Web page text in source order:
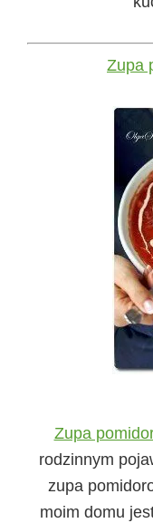
Zupa
Zupa
rodzinnym
zupa
moim domu